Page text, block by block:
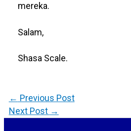
mereka.
Salam,
Shasa Scale.
← Previous Post
Next Post →